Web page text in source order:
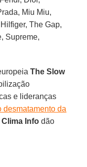
Miu Miu,
The Gap,
Supreme,
The Slow
e lideranças
desmatamento da
Clima Info dão